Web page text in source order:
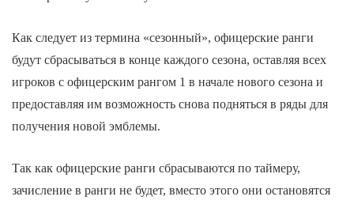
Как следует из термина «сезонный», офицерские ранги
будут сбрасываться в конце каждого сезона, оставляя всех
игроков с офицерским рангом 1 в начале нового сезона и
предоставляя им возможность снова подняться в ряды для
получения новой эмблемы.
Так как офицерские ранги сбрасываются по таймеру,
зачисление в ранги не будет, вместо этого они остановятся